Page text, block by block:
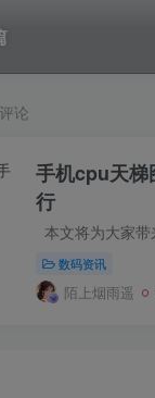
评论
手机cpu天梯
行
数码资讯
陌上烟雨遥